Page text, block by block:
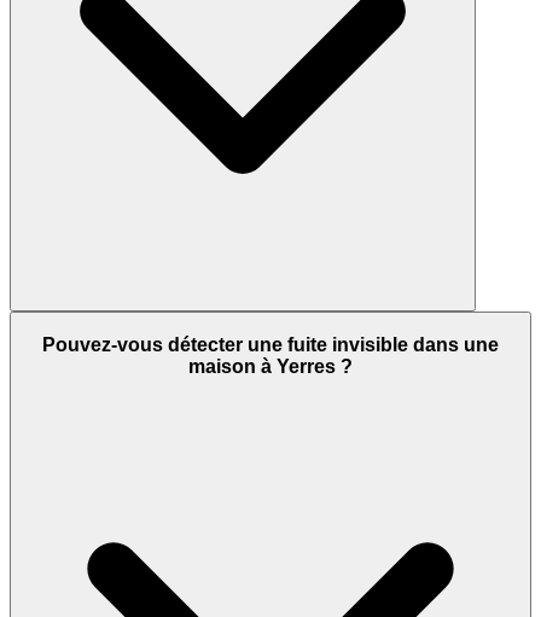
Pouvez-vous détecter une fuite invisible dans une
maison à Yerres ?